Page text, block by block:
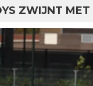
ZWIJNT